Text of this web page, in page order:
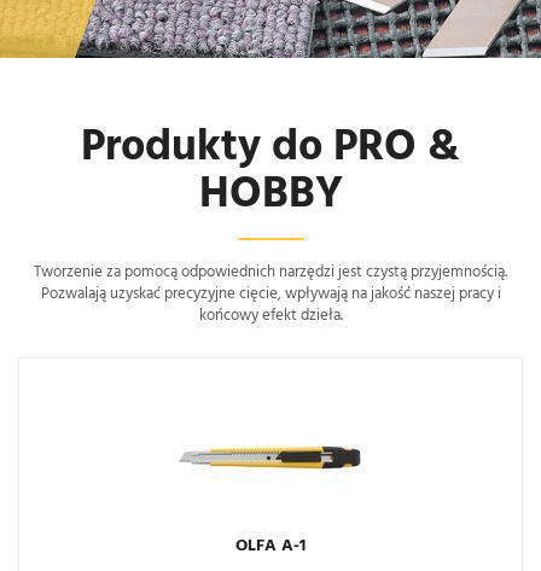
Produkty do PRO &
HOBBY
Tworzenie za pomocą odpowiednich narzędzi jest czystą przyjemnością.
Pozwalają uzyskać precyzyjne cięcie, wpływają na jakość naszej pracy i
końcowy efekt dzieła.
OLFA A-1